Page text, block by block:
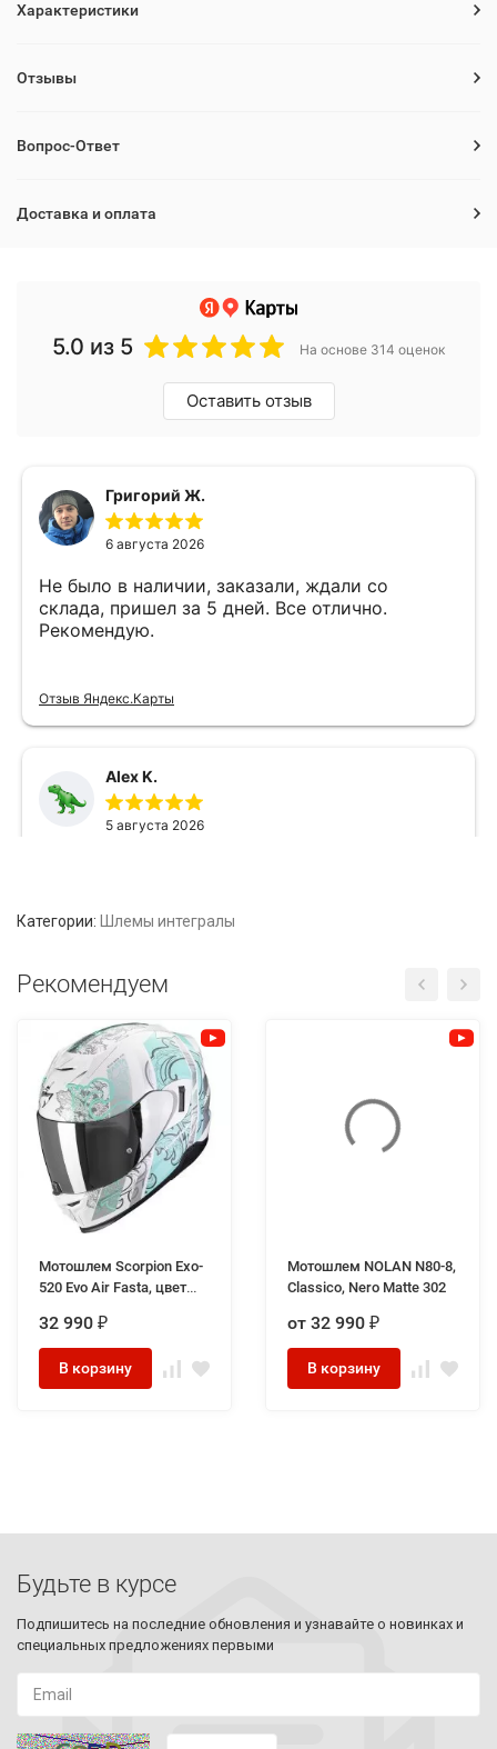
Характеристики
Отзывы
Вопрос-Ответ
Доставка и оплата
Категории: Шлемы интегралы
Рекомендуем
Мотошлем Scorpion Exo-
520 Evo Air Fasta, цвет
32 990 ₽
В корзину
Мотошлем NOLAN N80-8,
Classico, Nero Matte 302
от 32 990 ₽
В корзину
Будьте в курсе
Подпишитесь на последние обновления и узнавайте о новинках и
специальных предложениях первыми